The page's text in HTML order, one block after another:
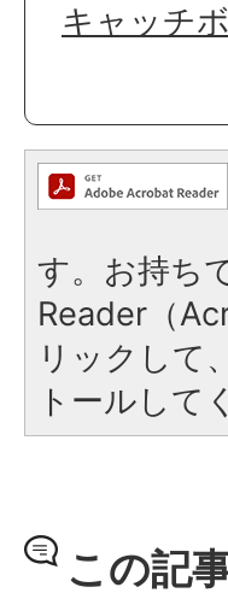
キャッチ
す。お持ち
Reader（
リックして
トールして
この記